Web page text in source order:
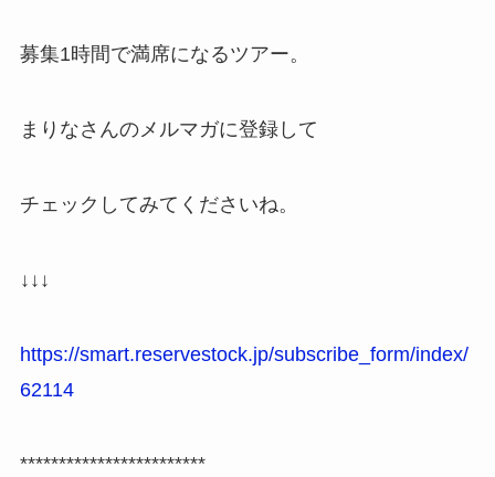
募集1時間で満席になるツアー。
まりなさんのメルマガに登録して
チェックしてみてくださいね。
↓↓↓
https://smart.reservestock.jp/subscribe_form/index/
62114
************************